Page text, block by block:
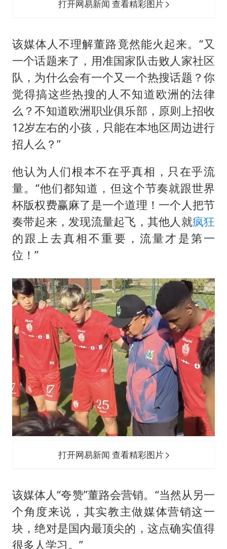
打开网易新闻 查看精彩图片
该媒体人不理解董路竟然能火起来。“又
一个话题来了，用准国家队击败人家社区
队，为什么会有一个又一个热搜话题？你
觉得搞这些热搜的人不知道欧洲的法律
么？不知道欧洲职业俱乐部，原则上招收
12岁左右的小孩，只能在本地区周边进行
招人么？”
他认为人们根本不在乎真相，只在乎流
量。“他们都知道，但这个节奏就跟世界
杯版权费赢麻了是一个道理！一个人把节
奏带起来，发现流量起飞，其他人就疯狂
的跟上去真相不重要，流量才是第一
位！”
打开网易新闻 查看精彩图片
该媒体人“夸赞”董路会营销。“当然从另一
个角度来说，其实教主做媒体营销这一
块，绝对是国内最顶尖的，这点确实值得
很多人学习。”